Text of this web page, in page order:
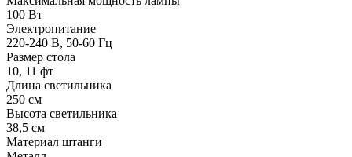
100 Вт
Электропитание
220-240 В, 50-60 Гц
Размер стола
10, 11 фт
Длина светильника
250 см
Высота светильника
38,5 см
Материал штанги